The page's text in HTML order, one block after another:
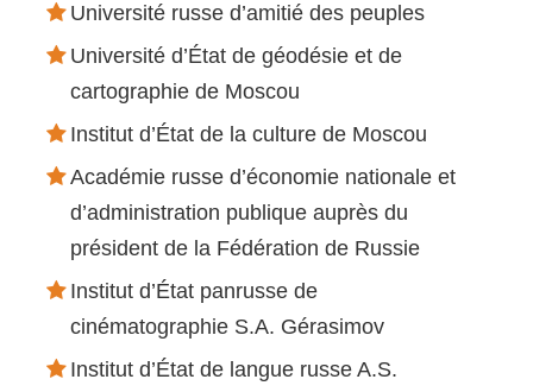
Université russe d’amitié des peuples
Université d’État de géodésie et de
cartographie de Moscou
Institut d’État de la culture de Moscou
Académie russe d’économie nationale et
d’administration publique auprès du
président de la Fédération de Russie
Institut d’État panrusse de
cinématographie S.А. Gérasimov
Institut d’État de langue russe A.S.